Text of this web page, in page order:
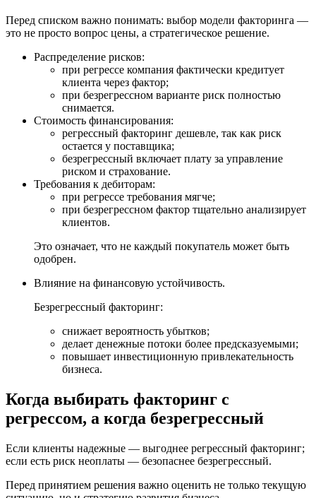
Перед списком важно понимать: выбор модели факторинга —
это не просто вопрос цены, а стратегическое решение.
Распределение рисков:
при регрессе компания фактически кредитует
клиента через фактор;
при безрегрессном варианте риск полностью
снимается.
Стоимость финансирования:
регрессный факторинг дешевле, так как риск
остается у поставщика;
безрегрессный включает плату за управление
риском и страхование.
Требования к дебиторам:
при регрессе требования мягче;
при безрегрессном фактор тщательно анализирует
клиентов.
Это означает, что не каждый покупатель может быть
одобрен.
Влияние на финансовую устойчивость.
Безрегрессный факторинг:
снижает вероятность убытков;
делает денежные потоки более предсказуемыми;
повышает инвестиционную привлекательность
бизнеса.
Когда выбирать факторинг с
регрессом, а когда безрегрессный
Если клиенты надежные — выгоднее регрессный факторинг;
если есть риск неоплаты — безопаснее безрегрессный.
Перед принятием решения важно оценить не только текущую